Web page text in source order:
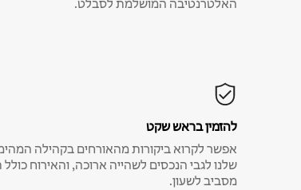
האלטרנטיבה המושלמת לסבלט.
להזמין בראש שקט
אפשר לקרוא ביקורות מהאורחים בקהילה
שלנו לגבי הנכסים לשהייה ארוכה, והאירוח
מסביב לשעון.